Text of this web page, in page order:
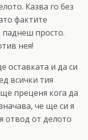
Казва го без
фактите
паднеш просто.
нея!
оставката и да си
всички тия
преценя кога да
че ще си я
отвод от делото